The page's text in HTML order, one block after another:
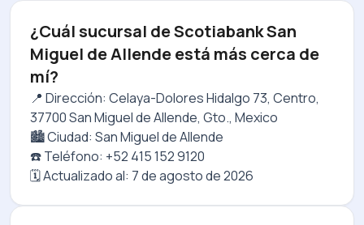
¿Cuál sucursal de Scotiabank San
Miguel de Allende está más cerca de
mí?
📍 Dirección: Celaya-Dolores Hidalgo 73, Centro,
37700 San Miguel de Allende, Gto., Mexico
🏙️ Ciudad: San Miguel de Allende
☎️ Teléfono: +52 415 152 9120
🗓️ Actualizado al: 7 de agosto de 2026